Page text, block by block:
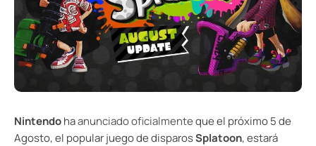
Nintendohaanunciado oficialmenteque el próximo 5 de
Agosto, el popular juego de disparosSplatoon, estará